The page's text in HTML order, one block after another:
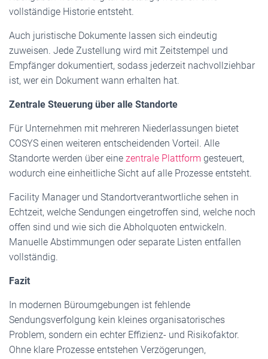
vollständige Historie entsteht.
Auch juristische Dokumente lassen sich eindeutig
zuweisen. Jede Zustellung wird mit Zeitstempel und
Empfänger dokumentiert, sodass jederzeit nachvollziehbar
ist, wer ein Dokument wann erhalten hat.
Zentrale Steuerung über alle Standorte
Für Unternehmen mit mehreren Niederlassungen bietet
COSYS einen weiteren entscheidenden Vorteil. Alle
Standorte werden über eine zentrale Plattform gesteuert,
wodurch eine einheitliche Sicht auf alle Prozesse entsteht.
Facility Manager und Standortverantwortliche sehen in
Echtzeit, welche Sendungen eingetroffen sind, welche noch
offen sind und wie sich die Abholquoten entwickeln.
Manuelle Abstimmungen oder separate Listen entfallen
vollständig.
Fazit
In modernen Büroumgebungen ist fehlende
Sendungsverfolgung kein kleines organisatorisches
Problem, sondern ein echter Effizienz- und Risikofaktor.
Ohne klare Prozesse entstehen Verzögerungen,